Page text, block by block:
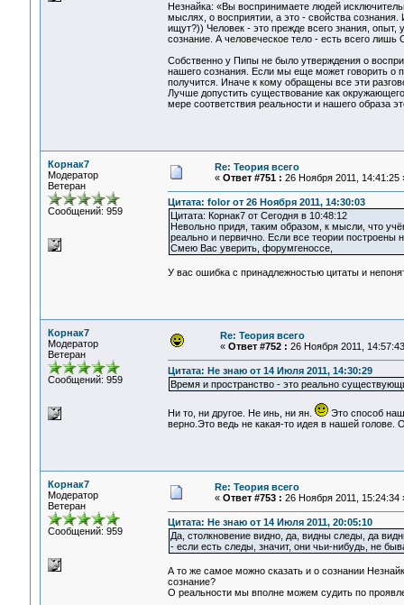
Незнайка: «Вы воспринимаете людей
мыслях, о восприятии, а это - свойства
ищут?)) Человек - это прежде всего знания,
сознание. А человеческое тело - есть всего лишь
Собственно у Пипы не было утверждения о
нашего сознания. Если мы еще может говорить о
получится. Иначе к кому обращены все эти
Лучше допустить существование как
мере соответствия реальности и нашего образа
Корнак7
Модератор
Ветеран
Сообщений: 959
Re: Теория всего
« Ответ #751 : 26 Ноября 2011, 14:41:25
Цитата: folor от 26 Ноября 2011, 14:30:03
Цитата: Корнак7 от Сегодня в 10:48:12
Невольно придя, таким образом, к мысли, что
реально и первично. Если все теории построены
Смею Вас уверить, форумгеноссе,
У вас ошибка с принадлежностью цитаты и
Корнак7
Модератор
Ветеран
Сообщений: 959
Re: Теория всего
« Ответ #752 : 26 Ноября 2011,
Цитата: Не знаю от 14 Июля 2011, 14:30:29
Время и пространство - это реально
Ни то, ни другое. Не инь, ни ян.
Это способ
верно.Это ведь не какая-то идея в нашей голове.
Корнак7
Модератор
Ветеран
Сообщений: 959
Re: Теория всего
« Ответ #753 : 26 Ноября 2011, 15:24:34
Цитата: Не знаю от 14 Июля 2011, 20:05:10
Да, столкновение видно, да, видны следы, да
- если есть следы, значит, они чьи-нибудь, не
А то же самое можно сказать и о сознании
сознание?
О реальности мы вполне можем судить по